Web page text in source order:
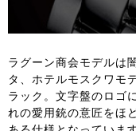
ラグーン商会モデルは
タ、ホテルモスクワモ
ラック。文字盤のロゴ
れの愛用銃の意匠をほ